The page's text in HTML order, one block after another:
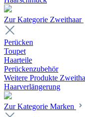
Zur Kategorie Zweithaar
Perücken
Toupet
Haarteile
Perückenzubehör
Weitere Produkte
Haarverlängerung
Zur Kategorie Marken